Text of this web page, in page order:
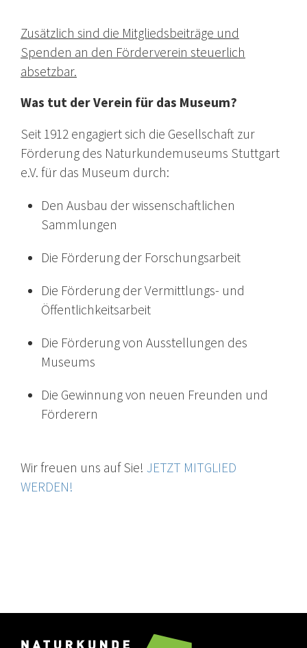
Zusätzlich sind die Mitgliedsbeiträge und
Spenden an den Förderverein steuerlich
absetzbar.
Was tut der Verein für das Museum?
Seit 1912 engagiert sich die Gesellschaft zur
Förderung des Naturkundemuseums Stuttgart
e.V. für das Museum durch:
Den Ausbau der wissenschaftlichen
Sammlungen
Die Förderung der Forschungsarbeit
Die Förderung der Vermittlungs- und
Öffentlichkeitsarbeit
Die Förderung von Ausstellungen des
Museums
Die Gewinnung von neuen Freunden und
Förderern
Wir freuen uns auf Sie! JETZT MITGLIED
WERDEN!